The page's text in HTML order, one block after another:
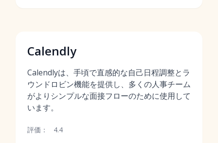
Calendly
Calendlyは、手頃で直感的な自己日程調整とラ
ウンドロビン機能を提供し、多くの人事チーム
がよりシンプルな面接フローのために使用して
います。
評価： 4.4